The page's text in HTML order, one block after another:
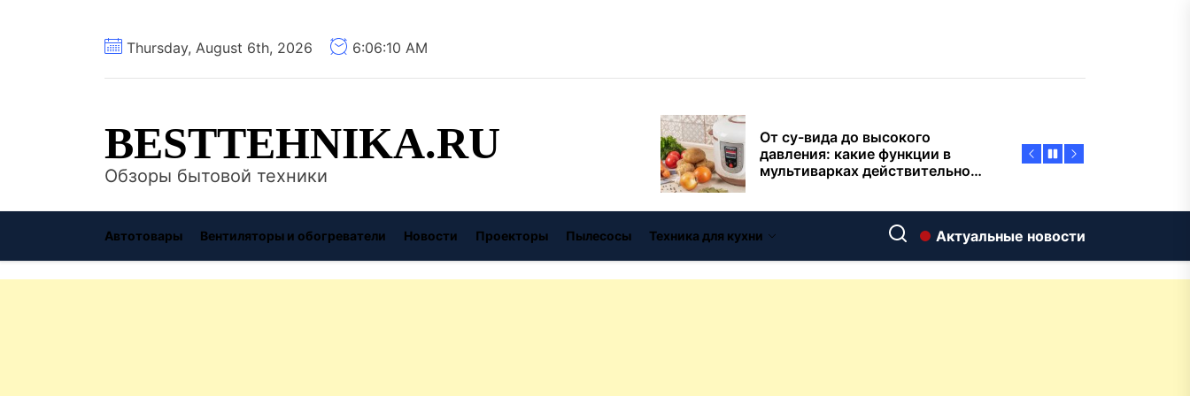
Thursday, August 6th, 2026 6:06:11 AM
BESTTEHNIKA.RU
Обзоры бытовой техники
давления: какие функции в
переплачиват
Современный интерьер: как
вписать классическую
чугунную ванну Goldman в
Газодровяные печи в Астане:
выбираем между
Автотовары Вентиляторы и обогреватели Новости Проекторы Пылесосы Техника для кухни Актуальные новости